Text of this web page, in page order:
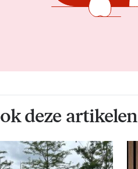
deze artikelen